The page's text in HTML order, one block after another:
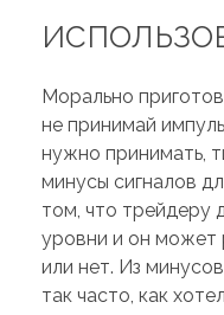
Морально
не принимай
нужно принимать,
минусы сигналов
том, что трейдеру
уровни и он может
или нет. Из
так часто, как